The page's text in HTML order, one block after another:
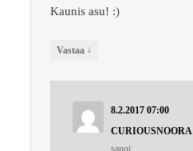
Kaunis asu! :)
Vastaa ↓
8.2.2017 07:00
CURIOUSNOORA
sanoi: